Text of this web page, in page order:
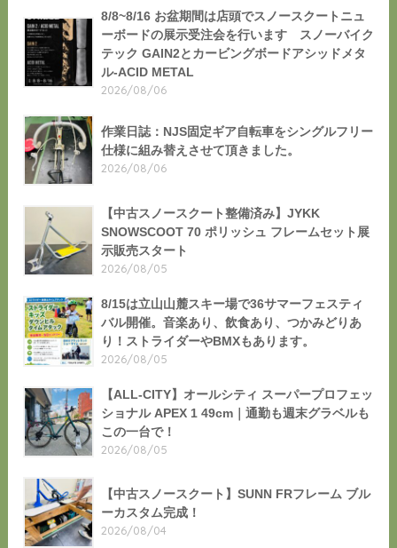
8/8~8/16 お盆期間は店頭でスノースクートニュ
ーボードの展示受注会を行います スノーバイク
テック GAIN2とカービングボードアシッドメタ
ル-ACID METAL
2026/08/06
作業日誌：NJS固定ギア自転車をシングルフリー
仕様に組み替えさせて頂きました。
2026/08/06
【中古スノースクート整備済み】JYKK
SNOWSCOOT 70 ポリッシュ フレームセット展
示販売スタート
2026/08/05
8/15は立山山麓スキー場で36サマーフェスティ
バル開催。音楽あり、飲食あり、つかみどりあ
り！ストライダーやBMXもあります。
2026/08/05
【ALL-CITY】オールシティ スーパープロフェッ
ショナル APEX 1 49cm｜通勤も週末グラベルも
この一台で！
2026/08/05
【中古スノースクート】SUNN FRフレーム ブル
ーカスタム完成！
2026/08/04